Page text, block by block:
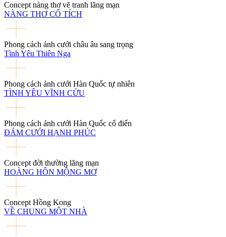
Concept nàng thơ vẽ tranh lãng mạn
NÀNG THƠ CỔ TÍCH
Phong cách ảnh cưới châu âu sang trọng
Tình Yêu Thiên Nga
Phong cách ảnh cưới Hàn Quốc tự nhiên
TÌNH YÊU VĨNH CỬU
Phong cách ảnh cưới Hàn Quốc cổ điển
ĐÁM CƯỚI HẠNH PHÚC
Concept đời thường lãng mạn
HOÀNG HÔN MỘNG MƠ
Concept Hồng Kong
VỀ CHUNG MỘT NHÀ